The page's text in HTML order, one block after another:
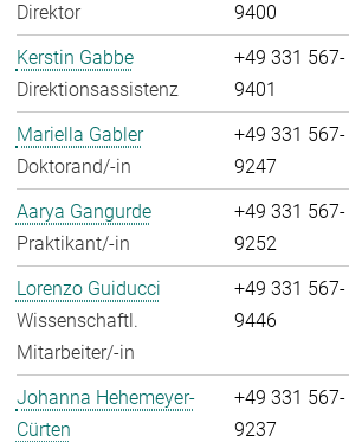
Direktor
9400
Kerstin Gabbe
Direktionsassistenz
+49 331 567-
9401
Mariella Gabler
Doktorand/-in
+49 331 567-
9247
Aarya Gangurde
Praktikant/-in
+49 331 567-
9252
Lorenzo Guiducci
Wissenschaftl.
Mitarbeiter/-in
+49 331 567-
9446
Johanna Hehemeyer-
Cürten
+49 331 567-
9237